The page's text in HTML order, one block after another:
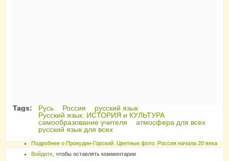
Tags: Русь Россия
русский язык
Русский язык. ИСТОРИЯ и КУЛЬТУРА
самообразование учителя
атмосфера для всех
русский язык для всех
Подробнеео Прокудин-Горский. Цветные фото. Россия начала 20 века
Войдите , чтобы оставлять комментарии